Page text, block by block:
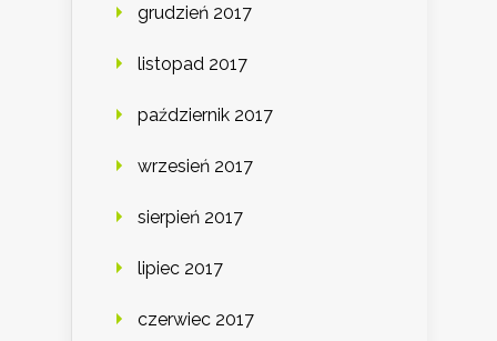
grudzień 2017
listopad 2017
październik 2017
wrzesień 2017
sierpień 2017
lipiec 2017
czerwiec 2017